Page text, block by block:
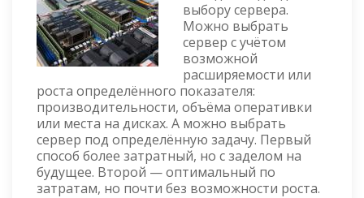
1029P-
WTRT
выбору сервера.
Можно выбрать
сервер с учётом
возможной
расширяемости или
роста определённого показателя:
производительности, объёма оперативки
или места на дисках. А можно выбрать
сервер под определённую задачу. Первый
способ более затратный, но с заделом на
будущее. Второй — оптимальный по
затратам, но почти без возможности роста.